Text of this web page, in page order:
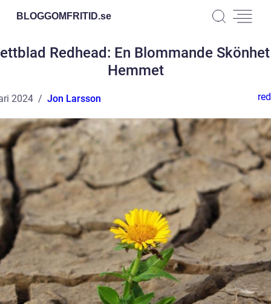
BLOGGOMFRITID.se
Redhead: En Blommande
Hemmet
2024 Jon Larsson